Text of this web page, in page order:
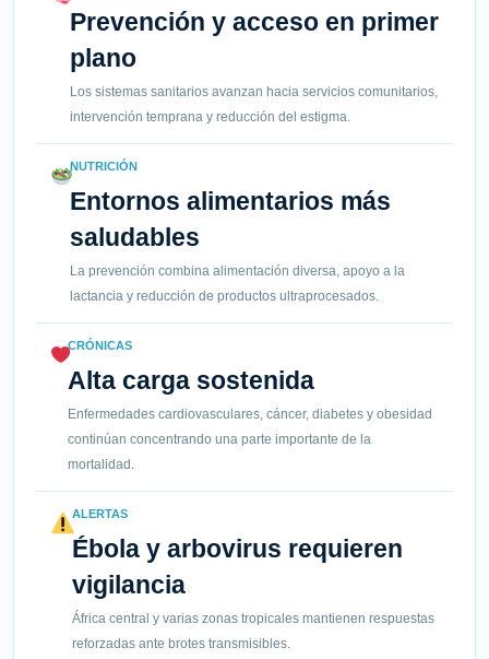
Prevención y acceso en primer
plano
Los sistemas sanitarios avanzan hacia servicios comunitarios,
intervención temprana y reducción del estigma.
NUTRICIÓN
Entornos alimentarios más
saludables
La prevención combina alimentación diversa, apoyo a la
lactancia y reducción de productos ultraprocesados.
CRÓNICAS
Alta carga sostenida
Enfermedades cardiovasculares, cáncer, diabetes y obesidad
continúan concentrando una parte importante de la
mortalidad.
ALERTAS
Ébola y arbovirus requieren
vigilancia
África central y varias zonas tropicales mantienen respuestas
reforzadas ante brotes transmisibles.